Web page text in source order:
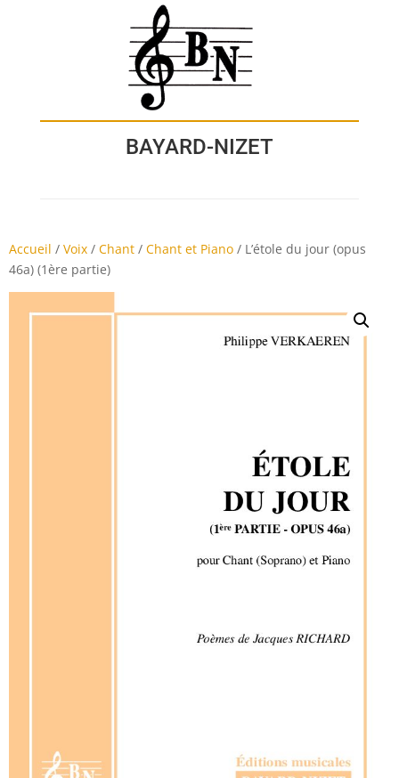
BAYARD-NIZET
Accueil / Voix / Chant / Chant et Piano / L’étole du jour (opus
46a) (1ère partie)